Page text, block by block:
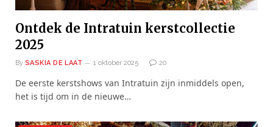
Ontdek de Intratuin kerstcollectie
2025
By SASKIA DE LAAT 1 oktober 2025 20
De eerste kerstshows van Intratuin zijn inmiddels open,
het is tijd om in de nieuwe…